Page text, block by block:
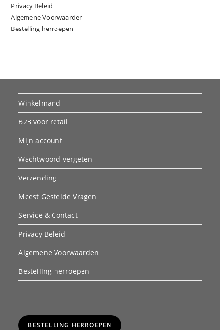
Privacy Beleid
Algemene Voorwaarden
Bestelling herroepen
Winkelmand
B2B voor retail
Mijn account
Wachtwoord vergeten
Verzending
Meest Gestelde Vragen
Service & Contact
Privacy Beleid
Algemene Voorwaarden
Bestelling herroepen
BESTELLING HERROEPEN